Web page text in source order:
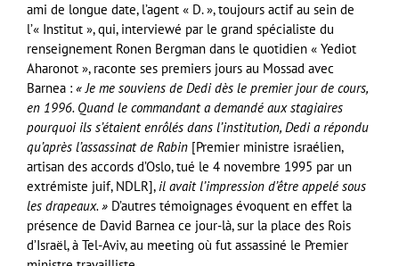
ami de longue date, l’agent « D. », toujours actif au sein de
l’« Institut », qui, interviewé par le grand spécialiste du
renseignement Ronen Bergman dans le quotidien « Yediot
Aharonot », raconte ses premiers jours au Mossad avec
Barnea : « Je me souviens de Dedi dès le premier jour de cours,
en 1996. Quand le commandant a demandé aux stagiaires
pourquoi ils s’étaient enrôlés dans l’institution, Dedi a répondu
qu’après l’assassinat de Rabin [Premier ministre israélien,
artisan des accords d’Oslo, tué le 4 novembre 1995 par un
extrémiste juif, NDLR], il avait l’impression d’être appelé sous
les drapeaux. » D’autres témoignages évoquent en effet la
présence de David Barnea ce jour-là, sur la place des Rois
d’Israël, à Tel-Aviv, au meeting où fut assassiné le Premier